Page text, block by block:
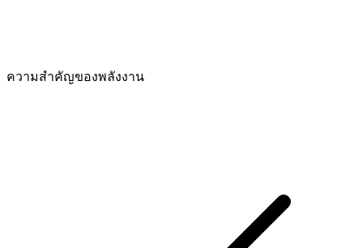
ความสำคัญของพลังงาน